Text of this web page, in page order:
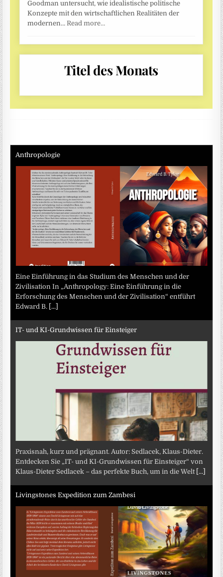
Anthropologie
Eine Einführung in das Studium des Menschen und der
Zivilisation In „Anthropology: Eine Einführung in die
Erforschung des Menschen und der Zivilisation“ entführt
Edward B. [...]
IT- und KI-Grundwissen für Einsteiger
Praxisnah, kurz und prägnant. Autor: Sedlacek, Klaus-Dieter.
Entdecken Sie „IT- und KI-Grundwissen für Einsteiger“ von
Klaus-Dieter Sedlacek – das perfekte Buch, um in die Welt [...]
Livingstones Expedition zum Zambesi